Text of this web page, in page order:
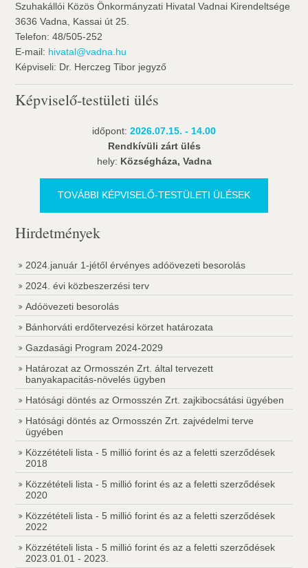
Szuhakállói Közös Önkormányzati Hivatal Vadnai Kirendeltsége
3636 Vadna, Kassai út 25.
Telefon: 48/505-252
E-mail: hivatal@vadna.hu
Képviseli: Dr. Herczeg Tibor jegyző
Képviselő-testületi ülés
időpont: 2026.07.15. - 14.00
Rendkívüli zárt ülés
hely: Községháza, Vadna
TOVÁBBI KÉPVISELŐ-TESTÜLETI ÜLÉSEK
Hirdetmények
2024.január 1-jétől érvényes adóövezeti besorolás
2024. évi közbeszerzési terv
Adóövezeti besorolás
Bánhorváti erdőtervezési körzet határozata
Gazdasági Program 2024-2029
Határozat az Ormosszén Zrt. által tervezett
banyakapacitás-növelés ügyben
Hatósági döntés az Ormosszén Zrt. zajkibocsátási ügyében
Hatósági döntés az Ormosszén Zrt. zajvédelmi terve
ügyében
Közzétételi lista - 5 millió forint és az a feletti szerződések
2018
Közzétételi lista - 5 millió forint és az a feletti szerződések
2020
Közzétételi lista - 5 millió forint és az a feletti szerződések
2022
Közzétételi lista - 5 millió forint és az a feletti szerződések
2023.01.01 - 2023.